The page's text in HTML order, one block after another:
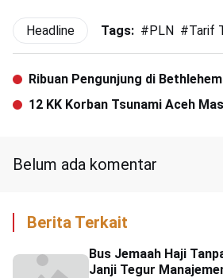
Headline Tags: #PLN #Tarif
Ribuan Pengunjung di
12 KK Korban Tsunami Aceh
Belum ada komentar
Berita Terkait
Bus Jemaah Haji
Janji Tegur